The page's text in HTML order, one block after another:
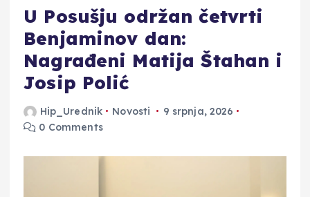
U Posušju održan četvrti
Benjaminov dan:
Nagrađeni Matija Štahan i
Josip Polić
Hip_Urednik Novosti
9 srpnja, 2026
0 Comments